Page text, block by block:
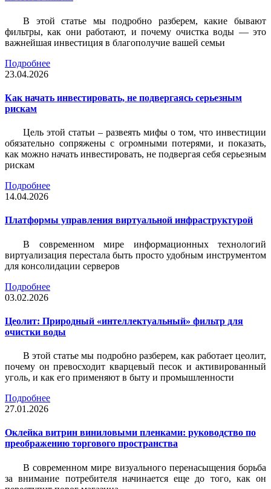
В этой статье мы подробно разберем, какие бывают
фильтры, как они работают, и почему очистка воды — это
важнейшая инвестиция в благополучие вашей семьи
Подробнее
23.04.2026
Как начать инвестировать, не подвергаясь серьезным
рискам
Цель этой статьи – развеять мифы о том, что инвестиции
обязательно сопряжены с огромными потерями, и показать,
как можно начать инвестировать, не подвергая себя серьезным
рискам
Подробнее
14.04.2026
Платформы управления виртуальной инфраструктурой
В современном мире информационных технологий
виртуализация перестала быть просто удобным инструментом
для консолидации серверов
Подробнее
03.02.2026
Цеолит: Природный «интеллектуальный» фильтр для
очистки воды
В этой статье мы подробно разберем, как работает цеолит,
почему он превосходит кварцевый песок и активированный
уголь, и как его применяют в быту и промышленности
Подробнее
27.01.2026
Оклейка витрин виниловыми пленками: руководство по
преображению торгового пространства
В современном мире визуального перенасыщения борьба
за внимание потребителя начинается еще до того, как он